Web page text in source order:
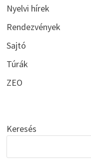
Nyelvi hírek
Rendezvények
Sajtó
Túrák
ZEO
Keresés